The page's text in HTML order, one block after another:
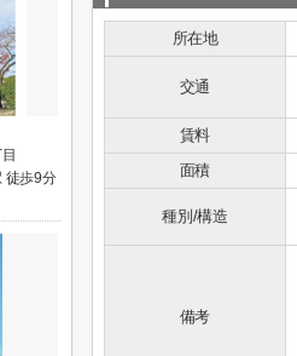
所在地
交通
賃料
面積
種別/構造
備考
徒歩9分